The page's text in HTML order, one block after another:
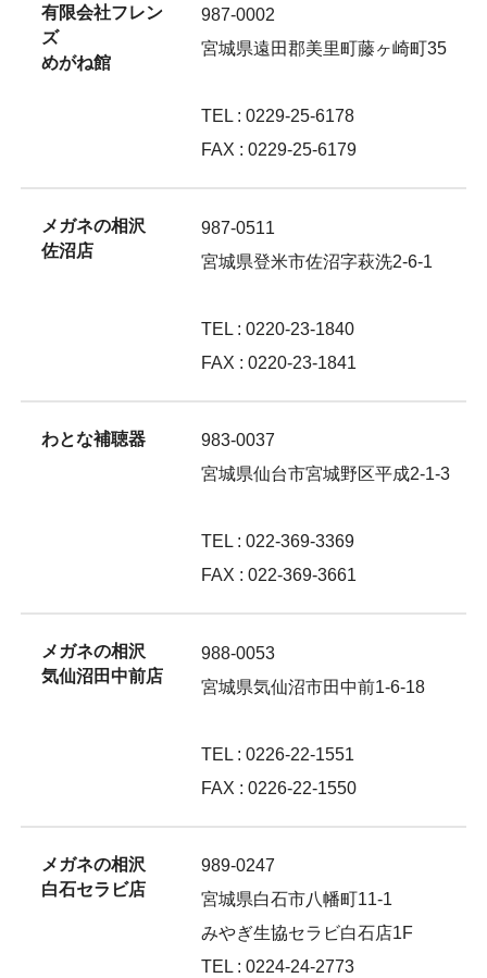
有限会社フレン
ズ
めがね館
987-0002
宮城県遠田郡美里町藤ヶ崎町35
TEL : 0229-25-6178
FAX : 0229-25-6179
メガネの相沢
佐沼店
987-0511
宮城県登米市佐沼字萩洗2-6-1
TEL : 0220-23-1840
FAX : 0220-23-1841
わとな補聴器
983-0037
宮城県仙台市宮城野区平成2-1-3
TEL : 022-369-3369
FAX : 022-369-3661
メガネの相沢
気仙沼田中前店
988-0053
宮城県気仙沼市田中前1-6-18
TEL : 0226-22-1551
FAX : 0226-22-1550
メガネの相沢
白石セラビ店
989-0247
宮城県白石市八幡町11-1
みやぎ生協セラビ白石店1F
TEL : 0224-24-2773